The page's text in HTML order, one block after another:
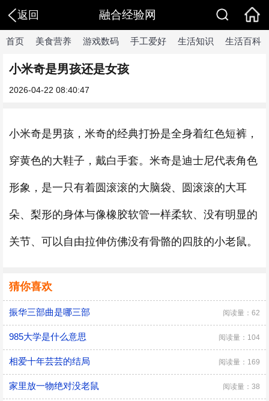
返回 融合经验网
首页 美食营养 游戏数码 手工爱好 生活知识 生活百科
小米奇是男孩还是女孩
2026-04-22 08:40:47
小米奇是男孩，米奇的经典打扮是全身着红色短裤，
穿黄色的大鞋子，戴白手套。米奇是迪士尼代表角色
形象，是一只有着圆滚滚的大脑袋、圆滚滚的大耳
朵、梨形的身体与像橡胶软管一样柔软、没有明显的
关节、可以自由拉伸仿佛没有骨骼的四肢的小老鼠。
猜你喜欢
振华三部曲是哪三部 阅读量：62
985大学是什么意思 阅读量：104
相爱十年芸芸的结局 阅读量：169
家里放一物绝对没老鼠 阅读量：38